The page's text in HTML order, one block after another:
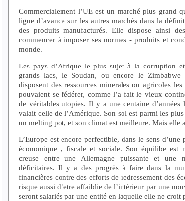
Commercialement l’UE est un marché plus grand
ligue d’avance sur les autres marchés dans la
des produits manufacturés. Elle dispose ainsi
commencer à imposer ses normes - produits et
monde.
Les pays d’Afrique le plus sujet à la corruption
grands lacs, le Soudan, ou encore le
disposent des ressources minerales ou agricoles
pouvaient se fédérer, comme l’a fait le vieux
de véritables utopies. Il y a une centaine d’années
valait celle de l’Amérique. Son sol est parmi les
un melting pot, et son climat est meilleure. Mais elle
L’Europe est encore perfectible, dans le sens d’une
économique , fiscale et sociale. Son équilibe est
creuse entre une Allemagne puissante et une
déficitaires. Il y a des progrès à faire dans la
financières contre des efforts de redressement des
risque aussi d’etre affaiblie de l’intérieur par une
seront salariés par une entité en laquelle elle ne croit